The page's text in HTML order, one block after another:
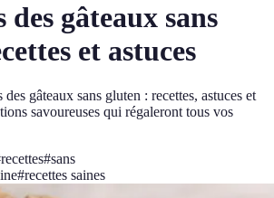
des gâteaux sans
et astuces
gâteaux sans gluten : recettes, astuces et
savoureuses qui régaleront tous vos
recettes#sans
#recettes saines